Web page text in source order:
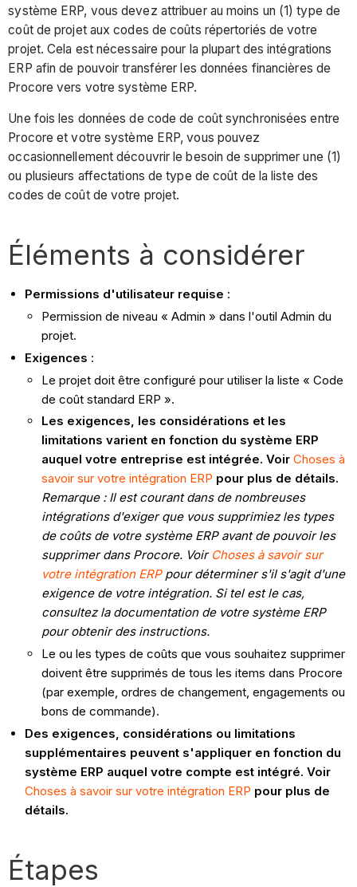
système ERP, vous devez attribuer au moins un (1) type de
coût de projet aux codes de coûts répertoriés de votre
projet. Cela est nécessaire pour la plupart des intégrations
ERP afin de pouvoir transférer les données financières de
Procore vers votre système ERP.
Une fois les données de code de coût synchronisées entre
Procore et votre système ERP, vous pouvez
occasionnellement découvrir le besoin de supprimer une (1)
ou plusieurs affectations de type de coût de la liste des
codes de coût de votre projet.
Éléments à considérer
Permissions d'utilisateur requise :
Permission de niveau « Admin » dans l'outil Admin du
projet.
Exigences :
Le projet doit être configuré pour utiliser la liste « Code
de coût standard ERP ».
Les exigences, les considérations et les
limitations varient en fonction du système ERP
auquel votre entreprise est intégrée. VoirChoses à
savoir sur votre intégration ERP pour plus de détails.
Remarque : Il est courant dans de nombreuses
intégrations d'exiger que vous supprimiez les types
de coûts de votre système ERP avant de pouvoir les
supprimer dans Procore. Voir Choses à savoir sur
votre intégration ERPpour déterminer s'il s'agit d'une
exigence de votre intégration. Si tel est le cas,
consultez la documentation de votre système ERP
pour obtenir des instructions.
Le ou les types de coûts que vous souhaitez supprimer
doivent être supprimés de tous les items dans Procore
(par exemple, ordres de changement, engagements ou
bons de commande).
Des exigences, considérations ou limitations
supplémentaires peuvent s'appliquer en fonction du
système ERP auquel votre compte est intégré. Voir
Choses à savoir sur votre intégration ERP pour plus de
détails.
Étapes